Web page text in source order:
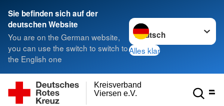
Sie befinden sich auf der
deutschen Website
You are on the German website,
you can use the switch to switch to
the English one
Sprache wechseln zu
Alles klar
Viersen e.V.
Kreisverband